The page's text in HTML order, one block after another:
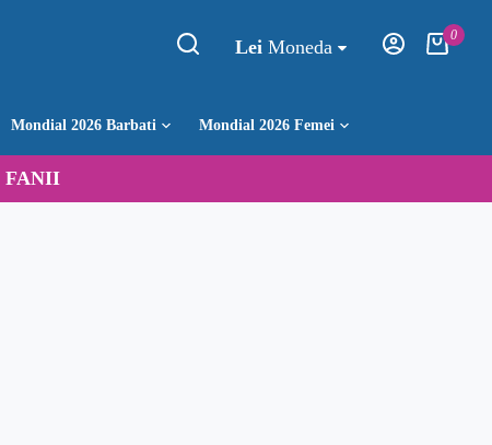
Lei Moneda
0
Mondial 2026 Barbati Mondial 2026 Femei
FANII